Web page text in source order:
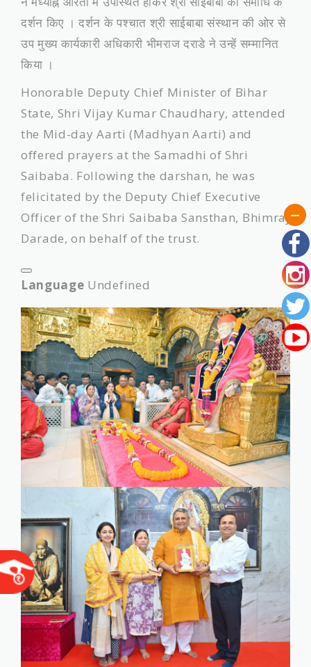
दर्शन किए । दर्शन के पश्चात श्री साईबाबा संस्थान की ओर से
उप मुख्य कार्यकारी अधिकारी भीमराज दराडे ने उन्हें सम्मानित
किया ।
Honorable Deputy Chief Minister of Bihar
State, Shri Vijay Kumar Chaudhary, attended
the Mid-day Aarti (Madhyan Aarti) and
offered prayers at the Samadhi of Shri
Saibaba. Following the darshan, he was
felicitated by the Deputy Chief Executive
Officer of the Shri Saibaba Sansthan, Bhimraj
Darade, on behalf of the trust.
Language Undefined